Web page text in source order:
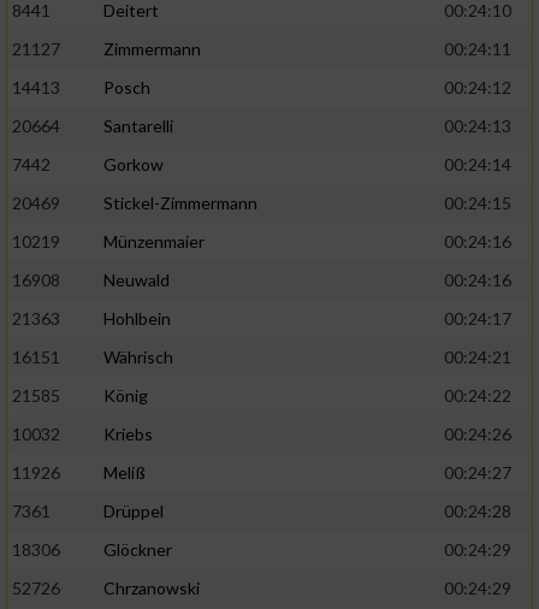
8441 Deitert
00:24:10
21127
Zimmermann
00:24:11
14413
Posch
00:24:12
20664
Santarelli
00:24:13
7442
Gorkow
00:24:14
20469
Stickel-Zimmermann
00:24:15
10219
Münzenmaier
00:24:16
16908
Neuwald
00:24:16
21363
Hohlbein
00:24:17
16151
Währisch
00:24:21
21585
König
00:24:22
10032
Kriebs
00:24:26
11926
Meliß
00:24:27
7361
Drüppel
00:24:28
18306
Glöckner
00:24:29
52726
Chrzanowski
00:24:29